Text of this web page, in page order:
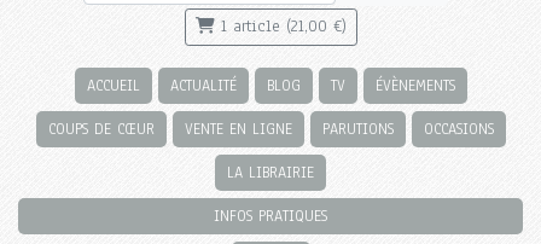
1 article (21,00 €)
ACCUEIL ACTUALITÉ BLOG TV ÉVÈNEMENTS
COUPS DE CŒUR VENTE EN LIGNE PARUTIONS OCCASIONS
LA LIBRAIRIE
INFOS PRATIQUES